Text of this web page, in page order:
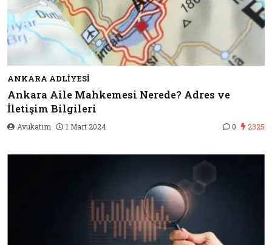
ANKARA ADLIYESI
Ankara Aile Mahkemesi Nerede? Adres ve
İletişim Bilgileri
Avukatım 1 Mart 2024 0 2325